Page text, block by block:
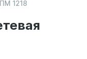
1218